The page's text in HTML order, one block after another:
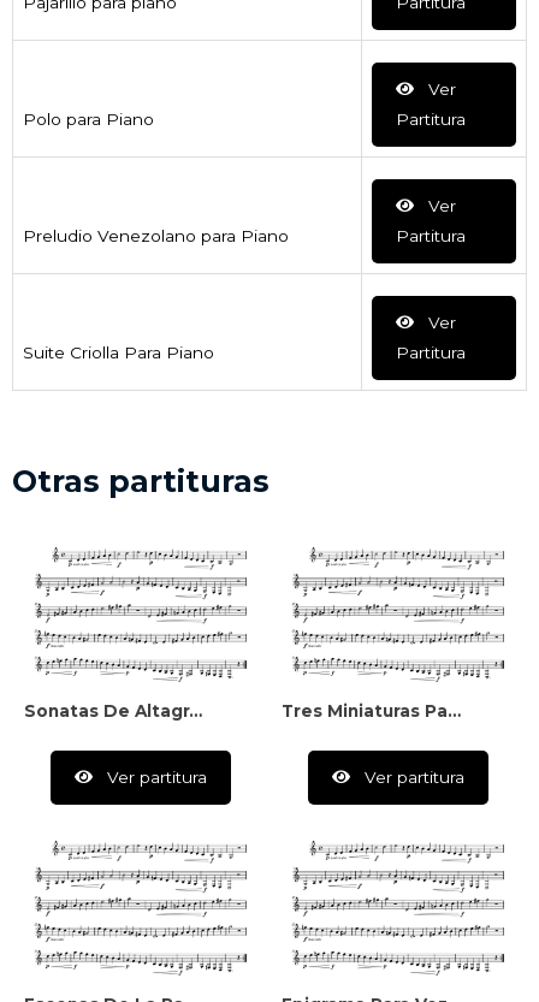
Polo para Piano
Ver
Partitura
Preludio Venezolano para Piano
Ver
Partitura
Suite Criolla Para Piano
Ver
Partitura
Otras partituras
Sonatas De Altagracia
Ver partitura
Tres Miniaturas Para Piano
Ver partitura